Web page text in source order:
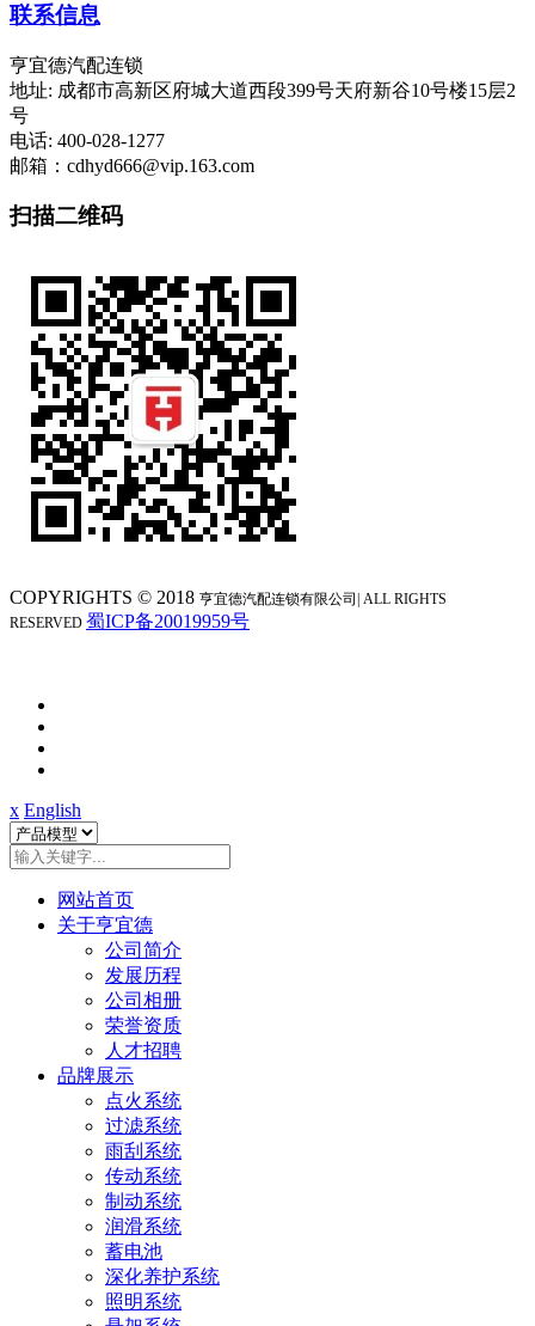
联系信息
亨宜德汽配连锁
地址: 成都市高新区府城大道西段399号天府新谷10号楼15层2
号
电话: 400-028-1277
邮箱：cdhyd666@vip.163.com
扫描二维码
COPYRIGHTS © 2018 亨宜德汽配连锁有限公司| ALL RIGHTS
RESERVED 蜀ICP备20019959号
x English
网站首页
关于亨宜德
公司简介
发展历程
公司相册
荣誉资质
人才招聘
品牌展示
点火系统
过滤系统
雨刮系统
传动系统
制动系统
润滑系统
蓄电池
深化养护系统
照明系统